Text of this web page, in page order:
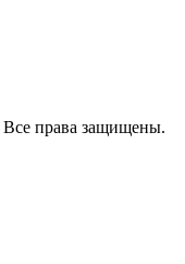
права защищены.